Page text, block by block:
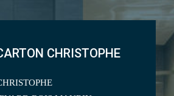
CHRISTOPHE